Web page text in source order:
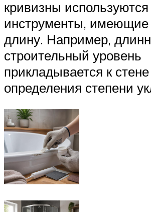
кривизны используются
инструменты,
длину. Например,
строительный уровень
прикладывается к
определения степени